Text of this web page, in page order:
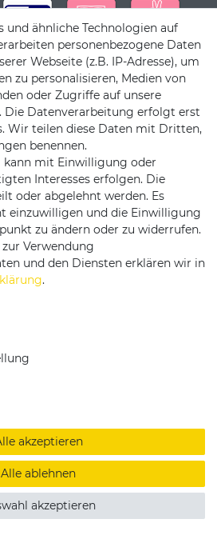
unter:
Impressum
by König Design
BYKS-COMMERCE
und ähnliche Technologien auf
personenbezogene Daten
Webseite (z.B. IP-Adresse), um
zu personalisieren, Medien von
oder Zugriffe auf unsere
Die Datenverarbeitung erfolgt erst
Wir teilen diese Daten mit Dritten,
benennen.
mit Einwilligung oder
Interesses erfolgen. Die
oder abgelehnt werden. Es
einzuwilligen und die Einwilligung
zu ändern oder zu widerrufen.
Verwendung
und den Diensten erklären wir in
.
akzeptieren
Alle ablehnen
akzeptieren